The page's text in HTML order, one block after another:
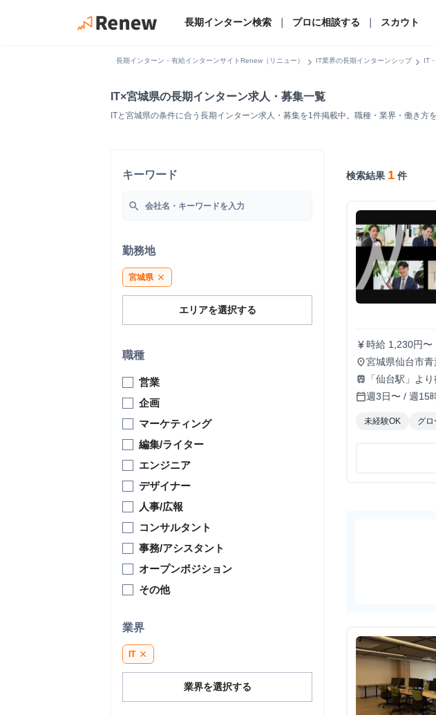
長期インターン検索 プロに相談する スカウト
長期インターン・有給インターンサイトRenew（リニュー） chevron_right IT業界の長期インターンシップchevron_right IT
IT×宮城県の長期インターン求人・募集一覧
ITと宮城県の条件に合う長期インターン求人・募集を1件掲載中。職種・業界・働き方
キーワード
search
勤務地
宮城県 close
エリアを選択する
職種
営業
企画
マーケティング
編集/ライター
エンジニア
デザイナー
人事/広報
コンサルタント
事務/アシスタント
オープンポジション
その他
業界
IT close
業界を選択する
検索結果 1 件
currency_yen時給 1,230円〜
place宮城県仙台市
train 「仙台駅」よ
calendar_today週3日〜 / 週15
未経験OK グロ